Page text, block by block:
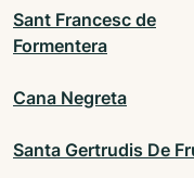
Sant Francesc de
Formentera
Cana Negreta
Santa Gertrudis De